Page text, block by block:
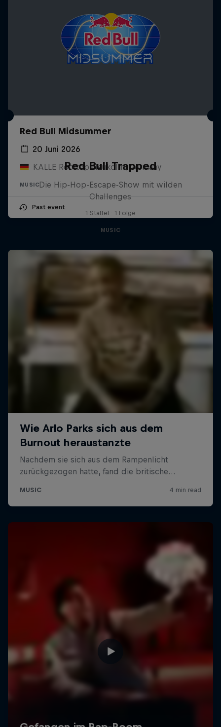
Red Bull Midsummer
20 Juni 2026
KALLE Rooftop Neukölln, Germany
MUSIC
Past event
Red Bull Trapped
Die Hip-Hop-Escape-Show mit wilden
Challenges
1 Staffel · 1 Folge
MUSIC